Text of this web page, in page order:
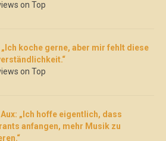
on Top
„Ich koche gerne, aber mir fehlt diese
on Top
„Ich hoffe eigentlich, dass
anfangen, mehr Musik zu